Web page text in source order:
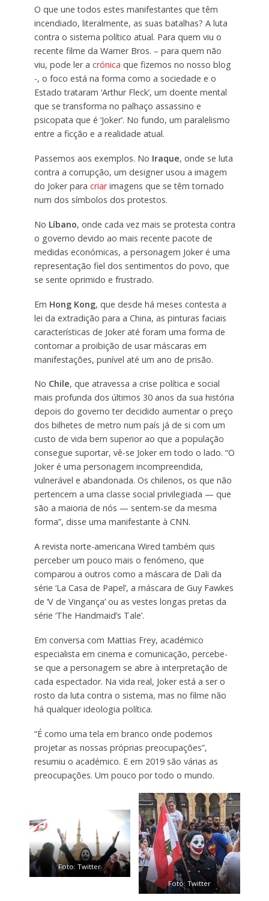
O que une todos estes manifestantes que têm
incendiado, literalmente, as suas batalhas? A luta
contra o sistema político atual. Para quem viu o
recente filme da Warner Bros. – para quem não
viu, pode ler a crónica que fizemos no nosso blog
-, o foco está na forma como a sociedade e o
Estado trataram ‘Arthur Fleck’, um doente mental
que se transforma no palhaço assassino e
psicopata que é ‘Joker’. No fundo, um paralelismo
entre a ficção e a realidade atual.
Passemos aos exemplos. No Iraque, onde se luta
contra a corrupção, um designer usou a imagem
do Joker para criarimagens que se têm tornado
num dos símbolos dos protestos.
No Líbano, onde cada vez mais se protesta contra
o governo devido ao mais recente pacote de
medidas económicas, a personagem Joker é uma
representação fiel dos sentimentos do povo, que
se sente oprimido e frustrado.
Em Hong Kong, que desde há meses contesta a
lei da extradição para a China, as pinturas faciais
características de Joker até foram uma forma de
contornar a proibição de usar máscaras em
manifestações, punível até um ano de prisão.
No Chile, que atravessa a crise política e social
mais profunda dos últimos 30 anos da sua história
depois do governo ter decidido aumentar o preço
dos bilhetes de metro num país já de si com um
custo de vida bem superior ao que a população
consegue suportar, vê-se Joker em todo o lado. “O
Joker é uma personagem incompreendida,
vulnerável e abandonada. Os chilenos, os que não
pertencem a uma classe social privilegiada — que
são a maioria de nós — sentem-se da mesma
forma”, disse uma manifestante à CNN.
A revista norte-americana Wired também quis
perceber um pouco mais o fenómeno, que
comparou a outros como a máscara de Dali da
série ‘La Casa de Papel’, a máscara de Guy Fawkes
de ‘V de Vingança’ ou as vestes longas pretas da
série ‘The Handmaid’s Tale’.
Em conversa com Mattias Frey, académico
especialista em cinema e comunicação, percebe-
se que a personagem se abre à interpretação de
cada espectador. Na vida real, Joker está a ser o
rosto da luta contra o sistema, mas no filme não
há qualquer ideologia política.
“É como uma tela em branco onde podemos
projetar as nossas próprias preocupações”,
resumiu o académico. E em 2019 são várias as
preocupações. Um pouco por todo o mundo.
Foto: Twitter
Foto: Twitter